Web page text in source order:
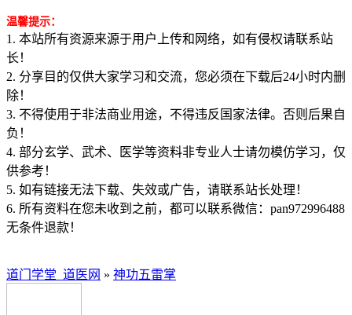
温馨提示：
1. 本站所有资源来源于用户上传和网络，如有侵权请联系站
长！
2. 分享目的仅供大家学习和交流，您必须在下载后24小时内删
除！
3. 不得使用于非法商业用途，不得违反国家法律。否则后果自
负！
4. 部分玄学、武术、医学等资料非专业人士请勿模仿学习，仅
供参考！
5. 如有链接无法下载、失效或广告，请联系站长处理！
6. 所有资料在您未收到之前，都可以联系微信：pan972996488
无条件退款！
道门学堂_道医网 » 神功五雷掌